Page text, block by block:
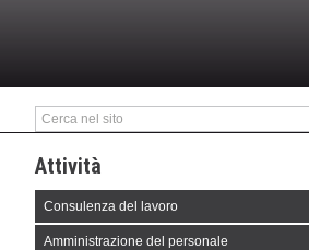
Attività
Consulenza del lavoro
Amministrazione del personale